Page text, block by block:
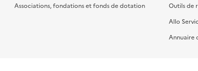
Associations, fondations et fonds de dotation
Outils de
Allo
Annuaire